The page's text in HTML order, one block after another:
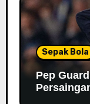
Sepak Bola
Pep